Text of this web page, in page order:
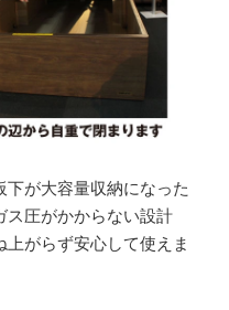
が大容量収納になった
ス圧がかからない設計
がらず安心して使えま